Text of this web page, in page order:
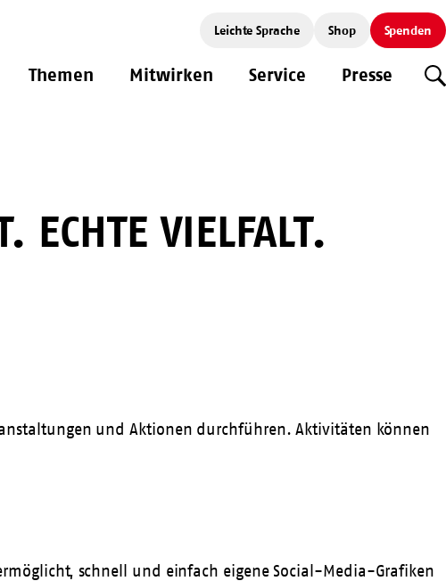
Leichte Sprache Shop Spenden
Themen Mitwirken Service Presse
VIELFALT.
und Aktionen durchführen. Aktivitäten können
schnell und einfach eigene Social-Media-Grafiken